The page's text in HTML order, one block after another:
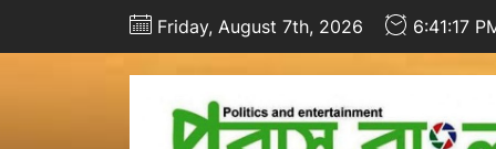
Friday, August 7th, 2026 6:41:18